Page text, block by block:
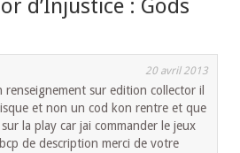
d’Injustice : Gods
20 avril 2013
sur edition collector il
et non un cod kon rentre et que
la play car jai commander le jeux
de description merci de votre